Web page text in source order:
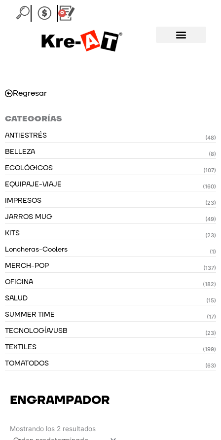
0
Carrito
Regresar
CATEGORÍAS
ANTIESTRÉS (48)
BELLEZA (8)
ECOLÓGICOS (107)
EQUIPAJE-VIAJE (160)
IMPRESOS (23)
JARROS MUG (49)
KITS (23)
Loncheras-Coolers (1)
MERCH-POP (137)
OFICINA (182)
SALUD (15)
SUMMER TIME (17)
TECNOLOGÍA/USB (23)
TEXTILES (199)
TOMATODOS (63)
ENGRAMPADOR
Mostrando los 2 resultados